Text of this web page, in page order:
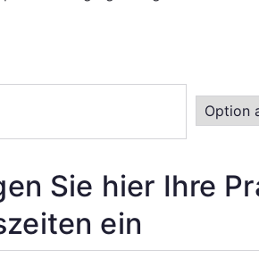
Sie hier Ihre
ein